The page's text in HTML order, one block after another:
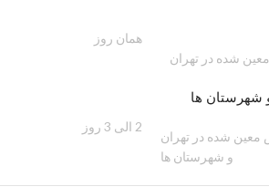
شده در تهران
همان روز
شهرستان ها
شده در تهران
و شهرستان ها
2 الی 3 روز